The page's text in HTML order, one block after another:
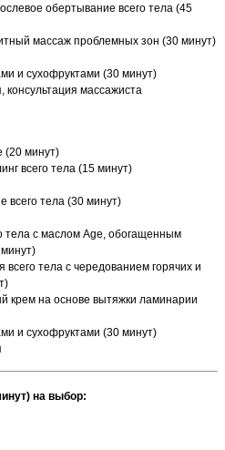
обертывание всего тела (45
массаж проблемных зон (30 минут)
и сухофруктами (30 минут)
массажиста
(20 минут)
всего тела (15 минут)
всего тела (30 минут)
тела с маслом Age, обогащенным
всего тела с чередованием горячих и
крем на основе вытяжки ламинарии
и сухофруктами (30 минут)
на выбор: